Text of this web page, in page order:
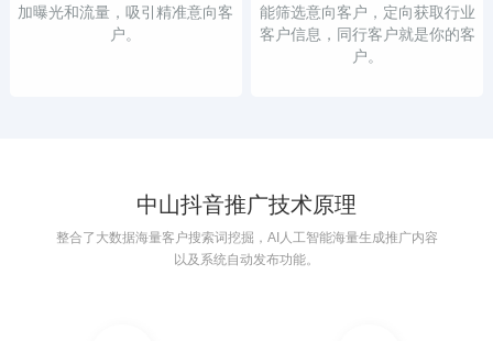
加曝光和流量，吸引精准意向客
户。
能筛选意向客户，定向获取行业
客户信息，同行客户就是你的客
户。
中山抖音推广技术原理
整合了大数据海量客户搜索词挖掘，AI人工智能海量生成推广内容
以及系统自动发布功能。